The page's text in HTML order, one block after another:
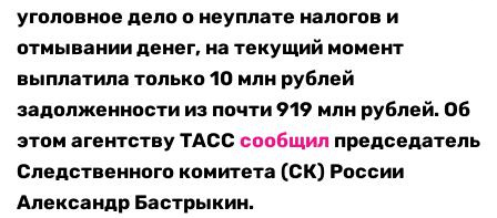
уголовное дело о неуплате налогов и
отмывании денег, на текущий момент
выплатила только 10 млн рублей
задолженности из почти 919 млн рублей. Об
этом агентству ТАСС сообщил председатель
Следственного комитета (СК) России
Александр Бастрыкин.